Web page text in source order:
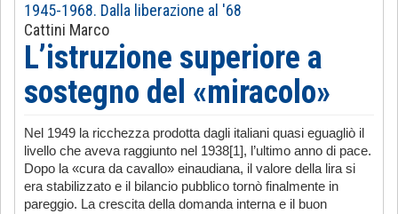
1945-1968. Dalla liberazione al '68
Cattini Marco
L’istruzione superiore a
sostegno del «miracolo»
Nel 1949 la ricchezza prodotta dagli italiani quasi eguagliò il
livello che aveva raggiunto nel 1938[1], l’ultimo anno di pace.
Dopo la «cura da cavallo» einaudiana, il valore della lira si
era stabilizzato e il bilancio pubblico tornò finalmente in
pareggio. La crescita della domanda interna e il buon